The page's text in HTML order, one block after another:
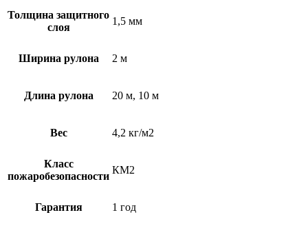
Толщина защитного
слоя
1,5 мм
Ширина рулона 2 м
Длина рулона 20 м, 10 м
Вес 4,2 кг/м2
Класс
пожаробезопасности
КМ2
Гарантия 1 год